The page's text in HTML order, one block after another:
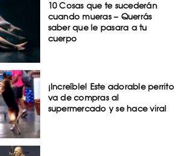
10 Cosas que te sucederán
cuando mueras – Querrás
saber que le pasara a tu
cuerpo
¡Increíble! Este adorable perrito
va de compras al
supermercado y se hace viral